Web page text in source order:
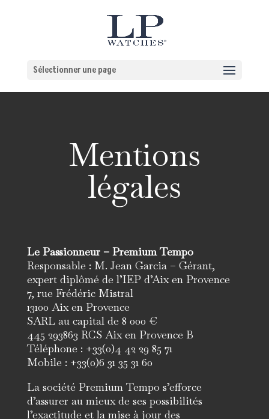
Sélectionner une page
Mentions
légales
Le Passionneur – Premium Tempo
Responsable : M. Jean Garcia – Gérant,
expert diplômé de l’IEP d’Aix en Provence
7, rue Frédéric Mistral
13100 Aix en Provence
SARL au capital de 8 000 €
445 293863 RCS Aix en Provence B
Téléphone : +33(0)4 42 29 85 71
Mobile : +33(0)6 31 35 31 60
La société Premium Tempo s’efforce
d’assurer au mieux de ses possibilités
l’exactitude et la mise à jour des